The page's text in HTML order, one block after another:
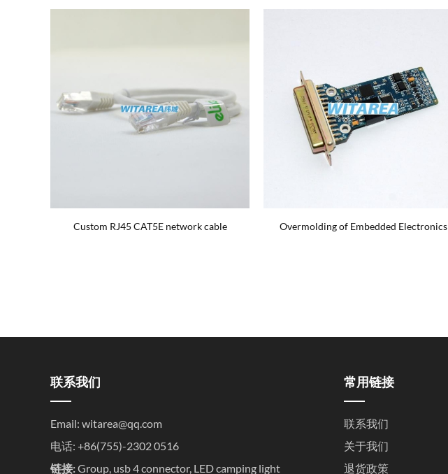
Custom RJ45 CAT5E network cable Overmolding of Embedded Electronics
联系我们
Email: witarea@qq.com
电话: +86(755)-2302 0516
链接:Group, usb 4 connector, LED camping light
常用链接
联系我们
关于我们
退货政策